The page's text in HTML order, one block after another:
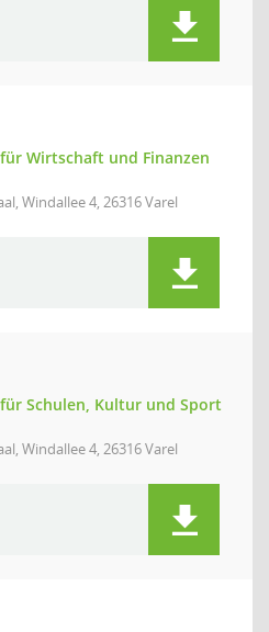
Wirtschaft und Finanzen
Windallee 4, 26316 Varel
Schulen, Kultur und Sport
Windallee 4, 26316 Varel